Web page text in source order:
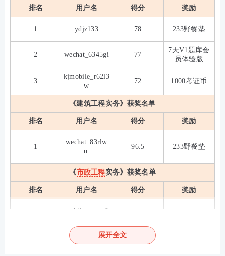
排名 用户名 得分 奖励
1 ydjz133 78 233野餐垫
2 wechat_6345gi 77
7天V1题库会
员体验版
3
kjmobile_r62l3
w
72 1000考证币
《建筑工程实务》获奖名单
排名 用户名 得分 奖励
1
wechat_83rlw
u
96.5 233野餐垫
《市政工程实务》获奖名单
排名 用户名 得分 奖励
mobile_omxc9
282421584 99.5
展开全文